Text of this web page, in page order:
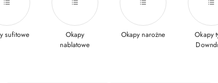
sufitowe
Okapy
nablatowe
Okapy narożne
Okapy